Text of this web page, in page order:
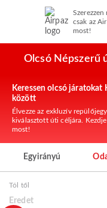
csak az
most!
Olcsó Népszerű
Keressen olcsó járatokat
között
Élvezze az exkluzív
kiválasztott úti céljára.
most!
Egyirányú
Tól től
Eredet